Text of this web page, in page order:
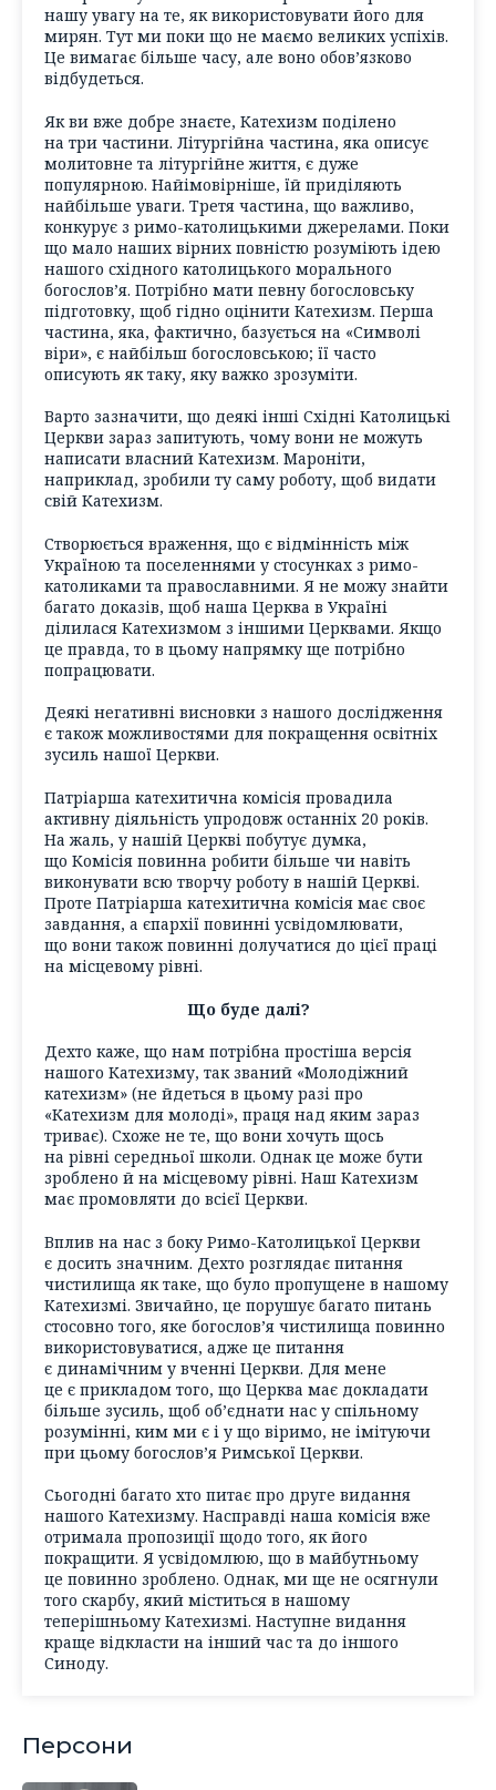
нашу увагу на те, як використовувати його для
мирян. Тут ми поки що не маємо великих успіхів.
Це вимагає більше часу, але воно обов’язково
відбудеться.
Як ви вже добре знаєте, Катехизм поділено
на три частини. Літургійна частина, яка описує
молитовне та літургійне життя, є дуже
популярною. Найімовірніше, їй приділяють
найбільше уваги. Третя частина, що важливо,
конкурує з римо-католицькими джерелами. Поки
що мало наших вірних повністю розуміють ідею
нашого східного католицького морального
богослов’я. Потрібно мати певну богословську
підготовку, щоб гідно оцінити Катехизм. Перша
частина, яка, фактично, базується на «Символі
віри», є найбільш богословською; її часто
описують як таку, яку важко зрозуміти.
Варто зазначити, що деякі інші Східні Католицькі
Церкви зараз запитують, чому вони не можуть
написати власний Катехизм. Мароніти,
наприклад, зробили ту саму роботу, щоб видати
свій Катехизм.
Створюється враження, що є відмінність між
Україною та поселеннями у стосунках з римо-
католиками та православними. Я не можу знайти
багато доказів, щоб наша Церква в Україні
ділилася Катехизмом з іншими Церквами. Якщо
це правда, то в цьому напрямку ще потрібно
попрацювати.
Деякі негативні висновки з нашого дослідження
є також можливостями для покращення освітніх
зусиль нашої Церкви.
Патріарша катехитична комісія провадила
активну діяльність упродовж останніх 20 років.
На жаль, у нашій Церкві побутує думка,
що Комісія повинна робити більше чи навіть
виконувати всю творчу роботу в нашій Церкві.
Проте Патріарша катехитична комісія має своє
завдання, а єпархії повинні усвідомлювати,
що вони також повинні долучатися до цієї праці
на місцевому рівні.
Що буде далі?
Дехто каже, що нам потрібна простіша версія
нашого Катехизму, так званий «Молодіжний
катехизм» (не йдеться в цьому разі про
«Катехизм для молоді», праця над яким зараз
триває). Схоже не те, що вони хочуть щось
на рівні середньої школи. Однак це може бути
зроблено й на місцевому рівні. Наш Катехизм
має промовляти до всієї Церкви.
Вплив на нас з боку Римо-Католицької Церкви
є досить значним. Дехто розглядає питання
чистилища як таке, що було пропущене в нашому
Катехизмі. Звичайно, це порушує багато питань
стосовно того, яке богослов’я чистилища повинно
використовуватися, адже це питання
є динамічним у вченні Церкви. Для мене
це є прикладом того, що Церква має докладати
більше зусиль, щоб об’єднати нас у спільному
розумінні, ким ми є і у що віримо, не імітуючи
при цьому богослов’я Римської Церкви.
Сьогодні багато хто питає про друге видання
нашого Катехизму. Насправді наша комісія вже
отримала пропозиції щодо того, як його
покращити. Я усвідомлюю, що в майбутньому
це повинно зроблено. Однак, ми ще не осягнули
того скарбу, який міститься в нашому
теперішньому Катехизмі. Наступне видання
краще відкласти на інший час та до іншого
Синоду.
Персони